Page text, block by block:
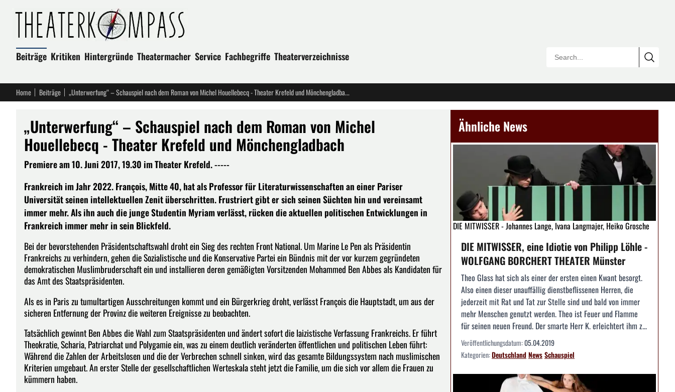
Beiträge Kritiken Hintergründe Theatermacher Service Fachbegriffe Theaterverzeichnisse
Home Beiträge „Unterwerfung“ – Schauspiel nach dem Roman von Michel Houellebecq - Theater Krefeld und Mönchengladbach
„Unterwerfung“ – Schauspiel nach dem Roman von Michel
Houellebecq - Theater Krefeld und Mönchengladbach
Premiere am 10. Juni 2017, 19.30 im Theater Krefeld. -----
Frankreich im Jahr 2022. François, Mitte 40, hat als Professor für Literaturwissenschaften an einer Pariser
Universität seinen intellektuellen Zenit überschritten. Frustriert gibt er sich seinen Süchten hin und vereinsamt
immer mehr. Als ihn auch die junge Studentin Myriam verlässt, rücken die aktuellen politischen Entwicklungen in
Frankreich immer mehr in sein Blickfeld.
Bei der bevorstehenden Präsidentschaftswahl droht ein Sieg des rechten Front National. Um Marine Le Pen als Präsidentin
Frankreichs zu verhindern, gehen die Sozialistische und die Konservative Partei ein Bündnis mit der vor kurzem gegründeten
demokratischen Muslimbruderschaft ein und installieren deren gemäßigten Vorsitzenden Mohammed Ben Abbes als Kandidaten für
das Amt des Staatspräsidenten.
Als es in Paris zu tumultartigen Ausschreitungen kommt und ein Bürgerkrieg droht, verlässt François die Hauptstadt, um aus der
sicheren Entfernung der Provinz die weiteren Ereignisse zu beobachten.
Tatsächlich gewinnt Ben Abbes die Wahl zum Staatspräsidenten und ändert sofort die laizistische Verfassung Frankreichs. Er führt
Theokratie, Scharia, Patriarchat und Polygamie ein, was zu einem deutlich veränderten öffentlichen und politischen Leben führt:
Während die Zahlen der Arbeitslosen und die der Verbrechen schnell sinken, wird das gesamte Bildungssystem nach muslimischen
Kriterien umgebaut. An erster Stelle der gesellschaftlichen Werteskala steht jetzt die Familie, um die sich vor allem die Frauen zu
kümmern haben.
Ähnliche News
DIE MITWISSER - Johannes Lange, Ivana Langmajer, Heiko Grosche
DIE MITWISSER, eine Idiotie von Philipp Löhle -
WOLFGANG BORCHERT THEATER Münster
Theo Glass hat sich als einer der ersten einen Kwant besorgt.
Also einen dieser unauffällig dienstbeflissenen Herren, die
jederzeit mit Rat und Tat zur Stelle sind und bald von immer
mehr Menschen genutzt werden. Theo ist Feuer und Flamme
für seinen neuen Freund. Der smarte Herr K. erleichtert ihm z...
Veröffentlichungsdatum:05.04.2019
Kategorien:DeutschlandNewsSchauspiel